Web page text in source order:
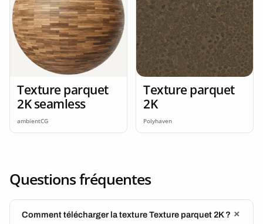
Texture parquet
2K seamless
ambientCG
Texture parquet
2K
Polyhaven
Questions fréquentes
Comment télécharger la texture Texture parquet 2K ?